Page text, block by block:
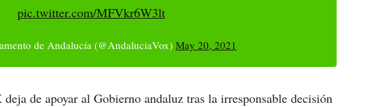
pic.twitter.com/MFVkr6W3lt
de Andalucía (@AndaluciaVox) May 20, 2021
de apoyar al Gobierno andaluz tras la irresponsable decisión